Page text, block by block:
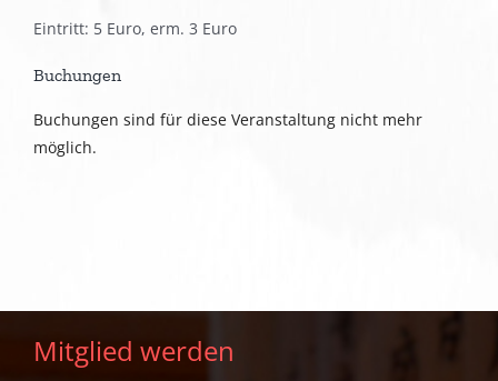
Eintritt: 5 Euro, erm. 3 Euro
Buchungen
Buchungen sind für diese Veranstaltung nicht mehr
möglich.
Mitglied werden